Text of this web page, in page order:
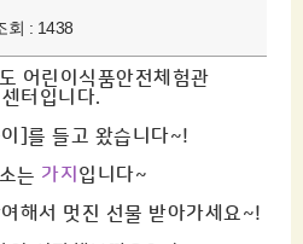
회 : 1438
어린이식품안전체험관
터입니다.
]를 들고 왔습니다~!
는 가지 입니다~
해서 멋진 선물 받아가세요~!